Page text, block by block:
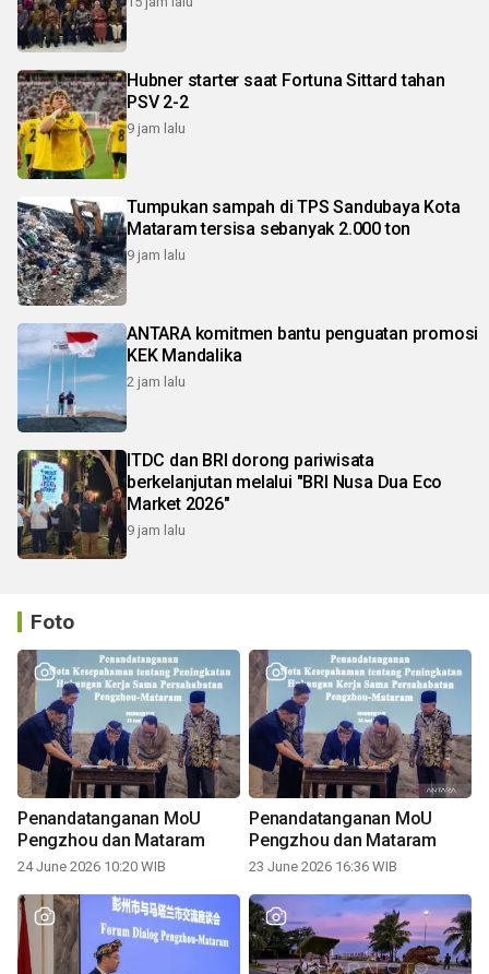
Hubner starter saat Fortuna Sittard tahan
PSV 2-2
9 jam lalu
Tumpukan sampah di TPS Sandubaya Kota
Mataram tersisa sebanyak 2.000 ton
9 jam lalu
ANTARA komitmen bantu penguatan promosi
KEK Mandalika
2 jam lalu
ITDC dan BRI dorong pariwisata
berkelanjutan melalui "BRI Nusa Dua Eco
Market 2026"
9 jam lalu
Foto
Penandatanganan MoU
Pengzhou dan Mataram
24 June 2026 10:20 WIB
Penandatanganan MoU
Pengzhou dan Mataram
23 June 2026 16:36 WIB